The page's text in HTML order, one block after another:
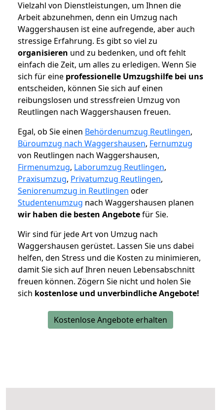
Vielzahl von Dienstleistungen, um Ihnen die
Arbeit abzunehmen, denn ein Umzug nach
Waggershausen ist eine aufregende, aber auch
stressige Erfahrung. Es gibt so viel zu
organisieren und zu bedenken, und oft fehlt
einfach die Zeit, um alles zu erledigen. Wenn Sie
sich für eine professionelle Umzugshilfe bei uns
entscheiden, können Sie sich auf einen
reibungslosen und stressfreien Umzug von
Reutlingen nach Waggershausen freuen.
Egal, ob Sie einen Behördenumzug Reutlingen,
Büroumzug nach Waggershausen, Fernumzug
von Reutlingen nach Waggershausen,
Firmenumzug, Laborumzug Reutlingen,
Praxisumzug, Privatumzug Reutlingen,
Seniorenumzug in Reutlingen oder
Studentenumzug nach Waggershausen planen
wir haben die besten Angebotefür Sie.
Wir sind für jede Art von Umzug nach
Waggershausen gerüstet. Lassen Sie uns dabei
helfen, den Stress und die Kosten zu minimieren,
damit Sie sich auf Ihren neuen Lebensabschnitt
freuen können. Zögern Sie nicht und holen Sie
sich kostenlose und unverbindliche Angebote!
Kostenlose Angebote erhalten